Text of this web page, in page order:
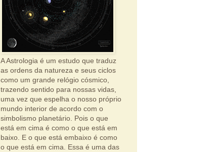
A Astrologia é um estudo que traduz
as ordens da natureza e seus ciclos
como um grande relógio cósmico,
trazendo sentido para nossas vidas,
uma vez que espelha o nosso próprio
mundo interior de acordo com o
simbolismo planetário. Pois o que
está em cima é como o que está em
baixo. E o que está embaixo é como
o que está em cima. Essa é uma das